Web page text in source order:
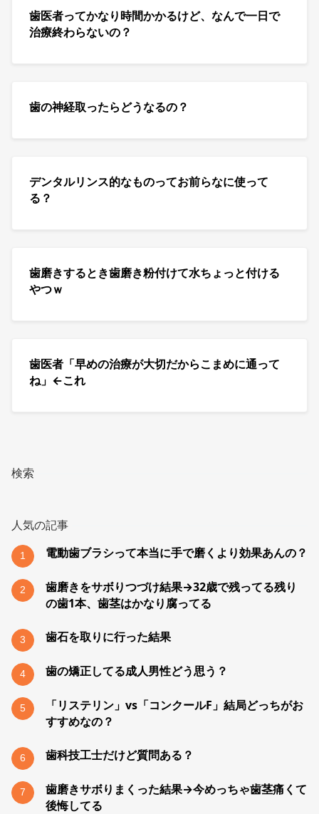
歯医者ってかなり時間かかるけど、なんで一日で
治療終わらないの？
歯の神経取ったらどうなるの？
デンタルリンス的なものってお前らなに使って
る？
歯磨きするとき歯磨き粉付けて水ちょっと付ける
やつｗ
歯医者「早めの治療が大切だからこまめに通って
ね」←これ
検索
人気の記事
1 電動歯ブラシって本当に手で磨くより効果あんの？
2
歯磨きをサボりつづけ結果→32歳で残ってる残り
の歯1本、歯茎はかなり腐ってる
3 歯石を取りに行った結果
4 歯の矯正してる成人男性どう思う？
5
「リステリン」vs「コンクールF」結局どっちがお
すすめなの？
6 歯科技工士だけど質問ある？
7
歯磨きサボりまくった結果→今めっちゃ歯茎痛くて
後悔してる